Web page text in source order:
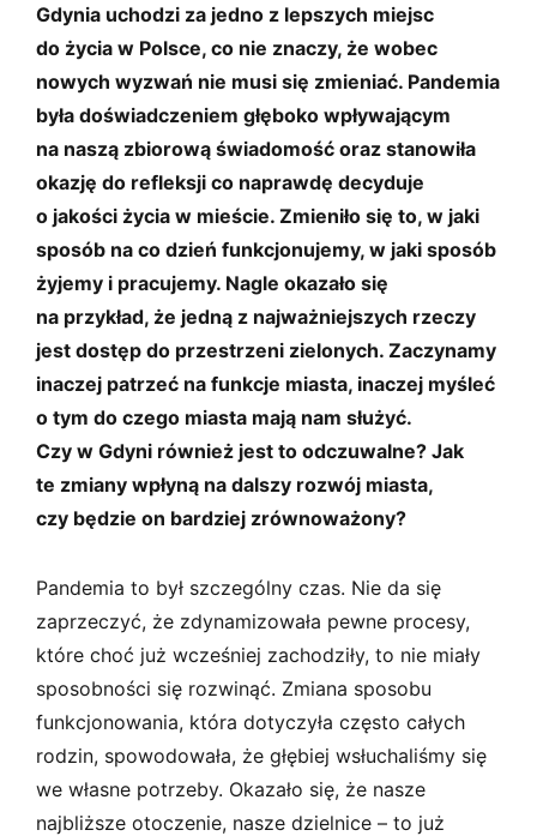
Gdynia uchodzi za jedno z lepszych miejsc
do życia w Polsce, co nie znaczy, że wobec
nowych wyzwań nie musi się zmieniać. Pandemia
była doświadczeniem głęboko wpływającym
na naszą zbiorową świadomość oraz stanowiła
okazję do refleksji co naprawdę decyduje
o jakości życia w mieście. Zmieniło się to, w jaki
sposób na co dzień funkcjonujemy, w jaki sposób
żyjemy i pracujemy. Nagle okazało się
na przykład, że jedną z najważniejszych rzeczy
jest dostęp do przestrzeni zielonych. Zaczynamy
inaczej patrzeć na funkcje miasta, inaczej myśleć
o tym do czego miasta mają nam służyć.
Czy w Gdyni również jest to odczuwalne? Jak
te zmiany wpłyną na dalszy rozwój miasta,
czy będzie on bardziej zrównoważony?
Pandemia to był szczególny czas. Nie da się
zaprzeczyć, że zdynamizowała pewne procesy,
które choć już wcześniej zachodziły, to nie miały
sposobności się rozwinąć. Zmiana sposobu
funkcjonowania, która dotyczyła często całych
rodzin, spowodowała, że głębiej wsłuchaliśmy się
we własne potrzeby. Okazało się, że nasze
najbliższe otoczenie, nasze dzielnice – to już